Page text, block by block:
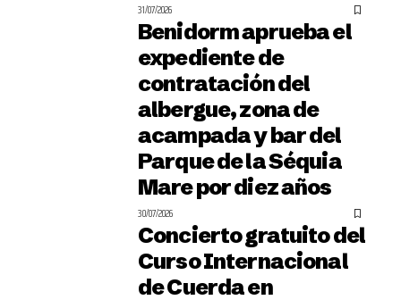
31/07/2026
Benidorm aprueba el
expediente de
contratación del
albergue, zona de
acampada y bar del
Parque de la Séquia
Mare por diez años
30/07/2026
Concierto gratuito del
Curso Internacional
de Cuerda en